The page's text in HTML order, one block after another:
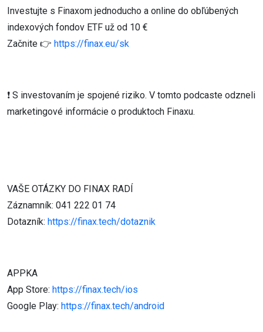
Investujte s Finaxom jednoducho a online do obľúbených
indexových fondov ETF už od 10 €
Začnite 👉 https://finax.eu/sk
❗ S investovaním je spojené riziko. V tomto podcaste odzneli
marketingové informácie o produktoch Finaxu.
VAŠE OTÁZKY DO FINAX RADÍ
Záznamník: 041 222 01 74
Dotazník: https://finax.tech/dotaznik
APPKA
App Store: https://finax.tech/ios
Google Play: https://finax.tech/android